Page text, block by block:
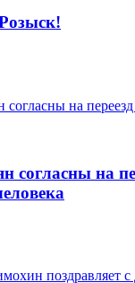
согласны на